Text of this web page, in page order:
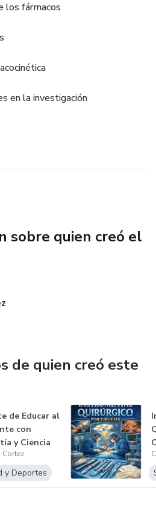
los fármacos
en la investigación
sobre quien creó el
de quien creó este
de Educar al
con
y Ciencia
Cortez
y Deportes